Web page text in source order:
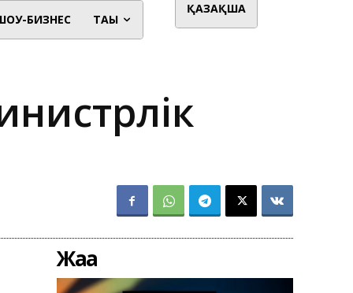
БИЗНЕС ТАҒЫ
ҚАЗАҚША
Жаңа